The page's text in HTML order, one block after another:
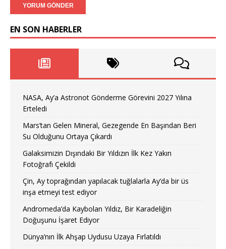
EN SON HABERLER
NASA, Ay’a Astronot Gönderme Görevini 2027 Yılına
Erteledi
Mars’tan Gelen Mineral, Gezegende En Başından Beri
Su Olduğunu Ortaya Çıkardı
Galaksimizin Dışındaki Bir Yıldızın İlk Kez Yakın
Fotoğrafı Çekildi
Çin, Ay toprağından yapılacak tuğlalarla Ay’da bir üs
inşa etmeyi test ediyor
Andromeda’da Kaybolan Yıldız, Bir Karadeliğin
Doğuşunu İşaret Ediyor
Dünya’nın İlk Ahşap Uydusu Uzaya Fırlatıldı